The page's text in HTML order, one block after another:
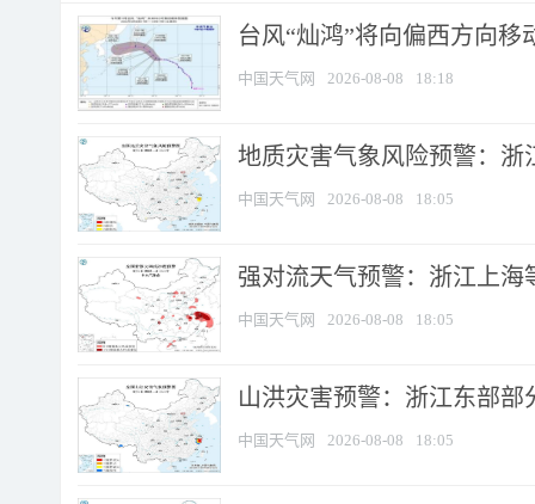
台风“灿鸿”将向偏西方向移
中国天气网 2026-08-08 18:18
地质灾害气象风险预警：
中国天气网 2026-08-08 18:05
强对流天气预警：浙江上海
中国天气网 2026-08-08 18:05
山洪灾害预警：浙江东部
中国天气网 2026-08-08 18:05